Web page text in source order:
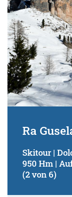
Ra
Skitour |
950 Hm |
(2 von 6)